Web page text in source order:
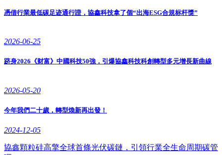
憑借行業最低碳足迹通行證，協鑫科技拿了個“出海ESG合規标杆獎”
2026-06-25
跻身2026《财富》中國科技50強，引爆協鑫科技科創轉型多元增長新曲線
2026-05-20
今年我們二十歲，轉型煥新再出發！
2024-12-05
協鑫顆粒硅高擎全球首條光伏碳鏈，引領行業全生命周期碳管